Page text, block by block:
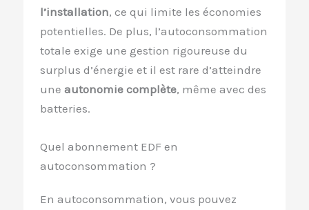
l’installation, ce qui limite les économies
potentielles. De plus, l’autoconsommation
totale exige une gestion rigoureuse du
surplus d’énergie et il est rare d’atteindre
une autonomie complète, même avec des
batteries.
Quel abonnement EDF en
autoconsommation ?
En autoconsommation, vous pouvez